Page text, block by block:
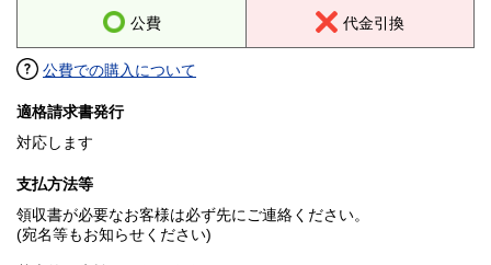
公費 代金引換
公費での購入について
適格請求書発行
対応します
支払方法等
領収書が必要なお客様は必ず先にご連絡ください。
(宛名等もお知らせください)